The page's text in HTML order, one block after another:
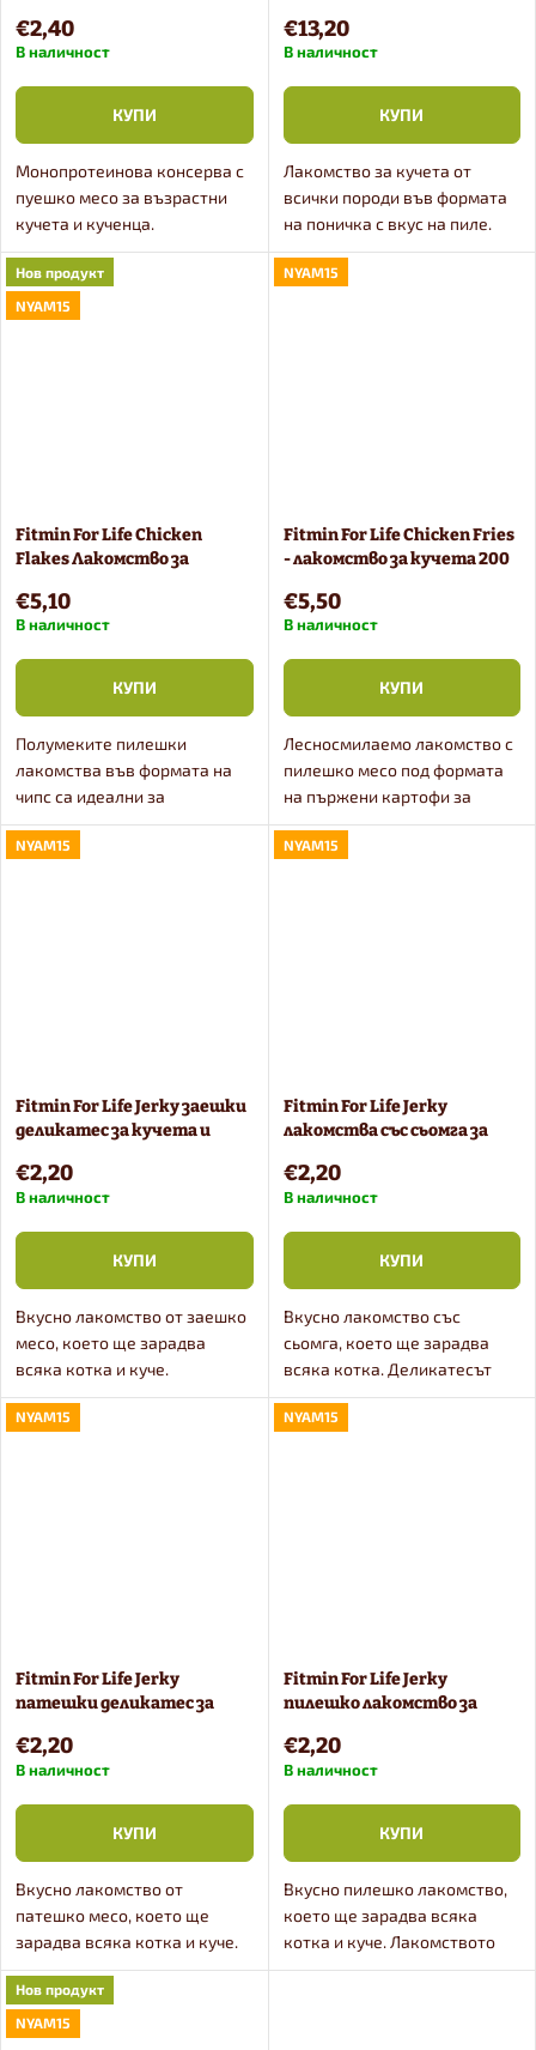
и
т
е
€2,40
В наличност
КУПИ
Монопротеинова консерва с
пуешко месо за възрастни
кучета и кученца.
Пълноценната мокра храна
под формата на пастет е
подходяща и като добавка за
€13,20
В наличност
КУПИ
Лакомство за кучета от
всички породи във формата
на поничка с вкус на пиле.
Нов продукт
NYAM15
Fitmin For Life Chicken
Flakes Лакомство за
€5,10
В наличност
КУПИ
Полумеките пилешки
лакомства във формата на
чипс са идеални за
упражнения, награждаване
или дори като играчка за
NYAM15
Fitmin For Life Chicken Fries
- лакомство за кучета 200
€5,50
В наличност
КУПИ
Лесносмилаемо лакомство с
пилешко месо под формата
на пържени картофи за
кучета от всички породи.
Лакомства за кучета сладки
NYAM15
Fitmin For Life Jerky заешки
деликатес за кучета и
€2,20
В наличност
КУПИ
Вкусно лакомство от заешко
месо, което ще зарадва
всяка котка и куче.
Лакомството представлява
нарязано на парчета заешко
NYAM15
Fitmin For Life Jerky
лакомства със сьомга за
€2,20
В наличност
КУПИ
Вкусно лакомство със
сьомга, което ще зарадва
всяка котка. Деликатесът
представлява нарязано на
парчета месо от сьомга с
NYAM15
Fitmin For Life Jerky
патешки деликатес за
€2,20
В наличност
КУПИ
Вкусно лакомство от
патешко месо, което ще
зарадва всяка котка и куче.
Лакомството представлява
нарязано на парчета
патешко месо с естествена
NYAM15
Fitmin For Life Jerky
пилешко лакомство за
€2,20
В наличност
КУПИ
Вкусно пилешко лакомство,
което ще зарадва всяка
котка и куче. Лакомството
представлява нарязано
Нов продукт
NYAM15